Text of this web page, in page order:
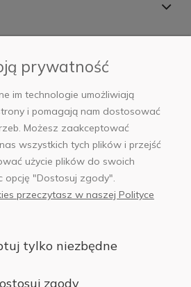
sklep@abfoto.pl
797 971 275
Serwis własnością:
prywatność
im technologie umożliwiają
i pomagają nam dostosować
Możesz zaakceptować
wszystkich tych plików i przejść
użycie plików do swoich
opcję "Dostosuj zgody".
przeczytasz w naszej Polityce
tylko niezbędne
zgody